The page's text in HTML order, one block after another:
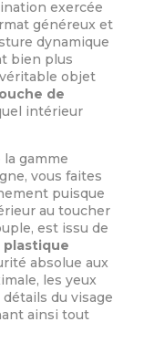
exercée
généreux et
dynamique
bien plus
objet
de
intérieur
gamme
vous faites
puisque
au toucher
est issu de
absolue aux
les yeux
du visage
ainsi tout